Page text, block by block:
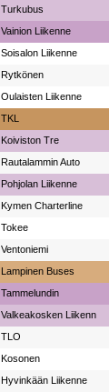
Turkubus
Vainion Liikenne
Soisalon Liikenne
Rytkönen
Oulaisten Liikenne
TKL
Koiviston Tre
Rautalammin Auto
Pohjolan Liikenne
Kymen Charterline
Tokee
Ventoniemi
Lampinen Buses
Tammelundin
Valkeakosken Liikenn
TLO
Kosonen
Hyvinkään Liikenne